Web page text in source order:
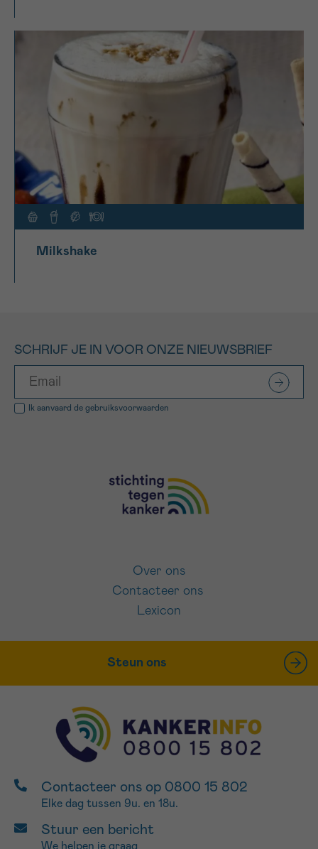
Milkshake
SCHRIJF JE IN VOOR ONZE NIEUWSBRIEF
Ik aanvaard de gebruiksvoorwaarden
Over ons
Contacteer ons
Lexicon
Steun ons
Contacteer ons op 0800 15 802
Elke dag tussen 9u. en 18u.
Stuur een bericht
We helpen je graag